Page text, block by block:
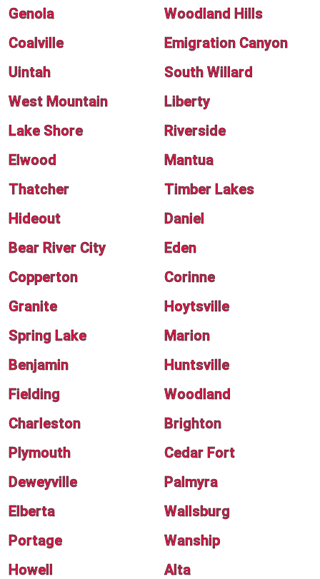
Genola
Woodland Hills
Coalville
Emigration Canyon
Uintah
South Willard
West Mountain
Liberty
Lake Shore
Riverside
Elwood
Mantua
Thatcher
Timber Lakes
Hideout
Daniel
Bear River City
Eden
Copperton
Corinne
Granite
Hoytsville
Spring Lake
Marion
Benjamin
Huntsville
Fielding
Woodland
Charleston
Brighton
Plymouth
Cedar Fort
Deweyville
Palmyra
Elberta
Wallsburg
Portage
Wanship
Howell
Alta